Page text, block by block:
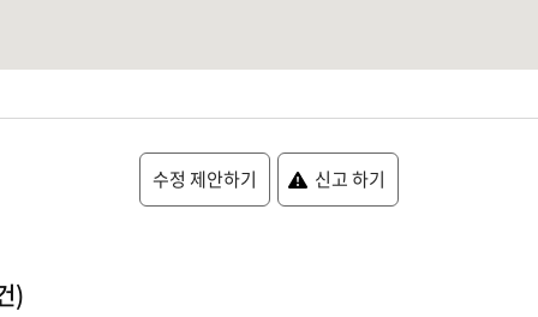
수정 제안하기 신고 하기
)